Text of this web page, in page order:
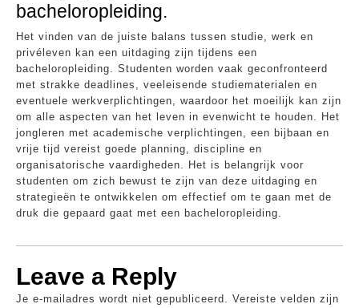
bacheloropleiding.
Het vinden van de juiste balans tussen studie, werk en
privéleven kan een uitdaging zijn tijdens een
bacheloropleiding. Studenten worden vaak geconfronteerd
met strakke deadlines, veeleisende studiematerialen en
eventuele werkverplichtingen, waardoor het moeilijk kan zijn
om alle aspecten van het leven in evenwicht te houden. Het
jongleren met academische verplichtingen, een bijbaan en
vrije tijd vereist goede planning, discipline en
organisatorische vaardigheden. Het is belangrijk voor
studenten om zich bewust te zijn van deze uitdaging en
strategieën te ontwikkelen om effectief om te gaan met de
druk die gepaard gaat met een bacheloropleiding.
Leave a Reply
Je e-mailadres wordt niet gepubliceerd. Vereiste velden zijn